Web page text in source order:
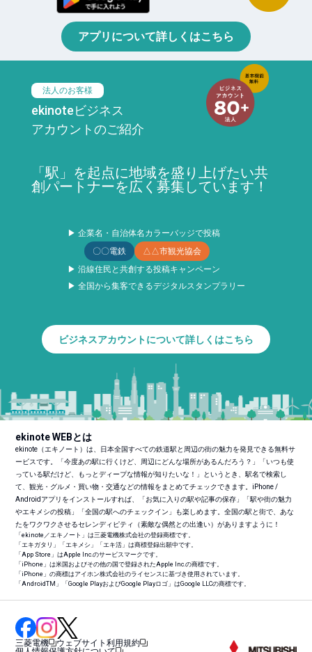
アプリについて詳しくはこちら
法人のお客様
ekinoteビジネス
アカウントのご紹介
「駅」を起点に地域を盛り上げたい共
創パートナーを広く募集しています！
▶ 企業名・自治体名カラーバッジで投稿
〇〇電鉄
△△市観光協会
▶ 沿線住民と共創する投稿キャンペーン
▶ 全国から集客できるデジタルスタンプラリー
ビジネスアカウントについて詳しくはこちら
ekinote WEBとは
ekinote（エキノート）は、日本全国すべての鉄道駅と周辺の街の魅力を発見できる無料サ
ービスです。「今度あの駅に行くけど、周辺にどんな場所があるんだろう？」「いつも使
っている駅だけど、もっとディープな情報が知りたいな！」というとき、駅名で検索し
て、観光・グルメ・買い物・交通などの情報をまとめてチェックできます。iPhone /
Androidアプリをインストールすれば、「お気に入りの駅や記事の保存」「駅や街の魅力
やエキメシの投稿」「全国の駅へのチェックイン」も楽しめます。全国の駅と街で、あな
たをワクワクさせるセレンディピティ（素敵な偶然との出逢い）がありますように！
「ekinote／エキノート」は三菱電機株式会社の登録商標です。
「エキガタリ」「エキメシ」「エキ活」は商標登録出願中です。
「App Store」はApple Inc.のサービスマークです。
「iPhone」は米国およびその他の国で登録されたApple Inc.の商標です。
「iPhone」の商標はアイホン株式会社のライセンスに基づき使用されています。
「AndroidTM 」「Google PlayおよびGoogle Playロゴ」はGoogle LLCの商標です。
三菱電機
ウェブサイト利用規約